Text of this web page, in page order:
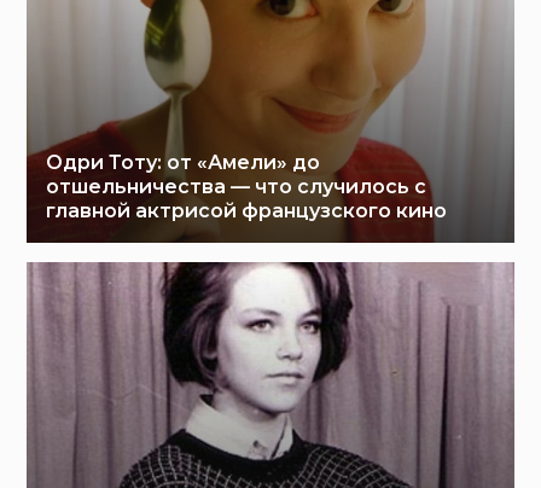
Одри Тоту: от «Амели» до
отшельничества — что случилось с
главной актрисой французского кино